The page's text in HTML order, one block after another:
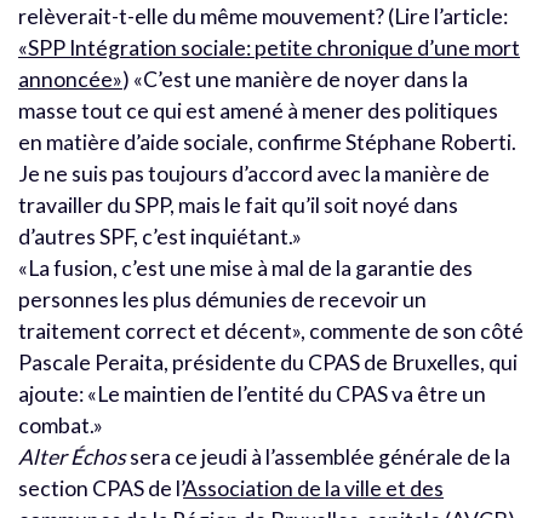
relèverait-t-elle du même mouvement? (Lire l’article:
«SPP Intégration sociale: petite chronique d’une mort
annoncée») «C’est une manière de noyer dans la
masse tout ce qui est amené à mener des politiques
en matière d’aide sociale, confirme Stéphane Roberti.
Je ne suis pas toujours d’accord avec la manière de
travailler du SPP, mais le fait qu’il soit noyé dans
d’autres SPF, c’est inquiétant.»
«La fusion, c’est une mise à mal de la garantie des
personnes les plus démunies de recevoir un
traitement correct et décent», commente de son côté
Pascale Peraita, présidente du CPAS de Bruxelles, qui
ajoute: «Le maintien de l’entité du CPAS va être un
combat.»
Alter Échossera ce jeudi à l’assemblée générale de la
section CPAS de l’Association de la ville et des